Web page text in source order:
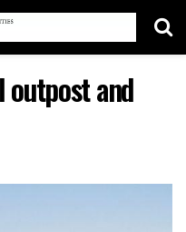
outpost and